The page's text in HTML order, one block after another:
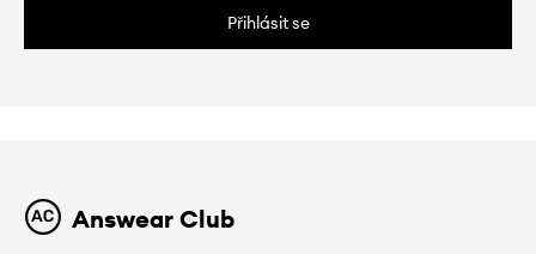
Přihlásit se
Answear Club